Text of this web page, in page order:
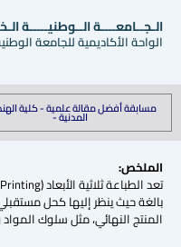
الـجــامعــــة الــوطنيـــــة
الواحة الأكاديمية للجامعة
مسابقة أفضل مقالة علمية - كلية
المدنية -
الملخص:
المنتج النهائي، مثل سلوك المواد